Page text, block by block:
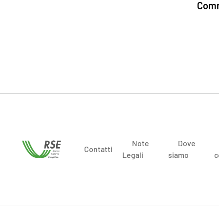
Contatti
Note
Legali
Dove
siamo